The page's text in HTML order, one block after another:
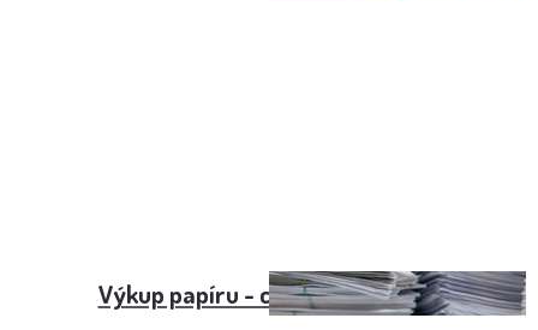
Výkup papíru - cena v roce 2024